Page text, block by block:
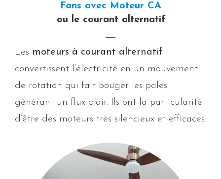
Fans avec Moteur CA
ou le courant alternatif
Les moteurs à courant alternatif
convertissent l’électricité en un mouvement
de rotation qui fait bouger les pales
générant un flux d’air. Ils ont la particularité
d’être des moteurs très silencieux et efficaces.